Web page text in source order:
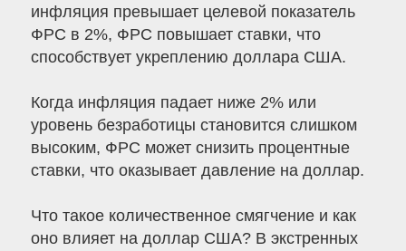
инфляция превышает целевой показатель
ФРС в 2%, ФРС повышает ставки, что
способствует укреплению доллара США.
Когда инфляция падает ниже 2% или
уровень безработицы становится слишком
высоким, ФРС может снизить процентные
ставки, что оказывает давление на доллар.
Что такое количественное смягчение и как
оно влияет на доллар США? В экстренных